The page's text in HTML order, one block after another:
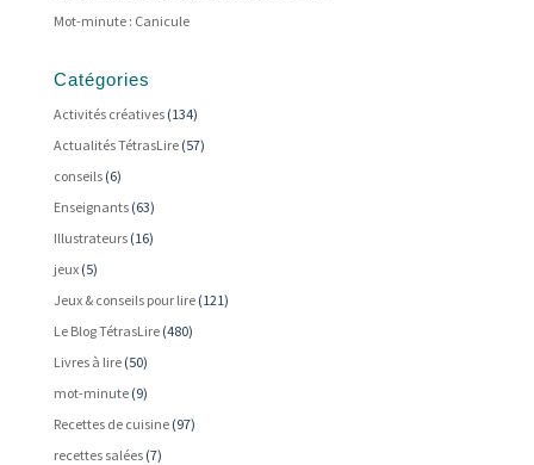
Mot-minute : Canicule
Catégories
Activités créatives(134)
Actualités TétrasLire(57)
conseils(6)
Enseignants(63)
Illustrateurs(16)
jeux(5)
Jeux & conseils pour lire(121)
Le Blog TétrasLire(480)
Livres à lire(50)
mot-minute(9)
Recettes de cuisine(97)
recettes salées(7)